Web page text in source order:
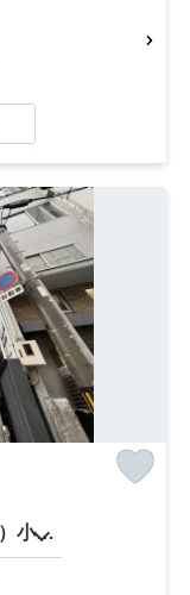
S-Edition SHINMACHI 堀江（東）小学校区